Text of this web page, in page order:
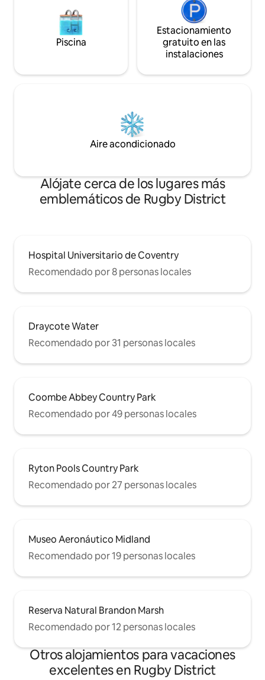
Piscina
Estacionamiento
gratuito en las
instalaciones
Aire acondicionado
Alójate cerca de los lugares más
emblemáticos de Rugby District
Hospital Universitario de Coventry
Recomendado por 8 personas locales
Draycote Water
Recomendado por 31 personas locales
Coombe Abbey Country Park
Recomendado por 49 personas locales
Ryton Pools Country Park
Recomendado por 27 personas locales
Museo Aeronáutico Midland
Recomendado por 19 personas locales
Reserva Natural Brandon Marsh
Recomendado por 12 personas locales
Otros alojamientos para vacaciones
excelentes en Rugby District